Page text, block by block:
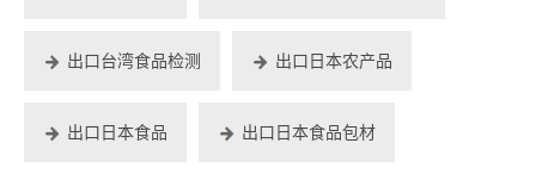
出口台湾食品检测 出口日本农产品
出口日本食品 出口日本食品包材